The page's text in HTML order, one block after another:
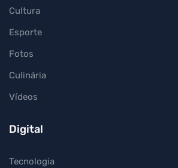
Cultura
Esporte
Fotos
Culinária
Vídeos
Digital
Tecnologia